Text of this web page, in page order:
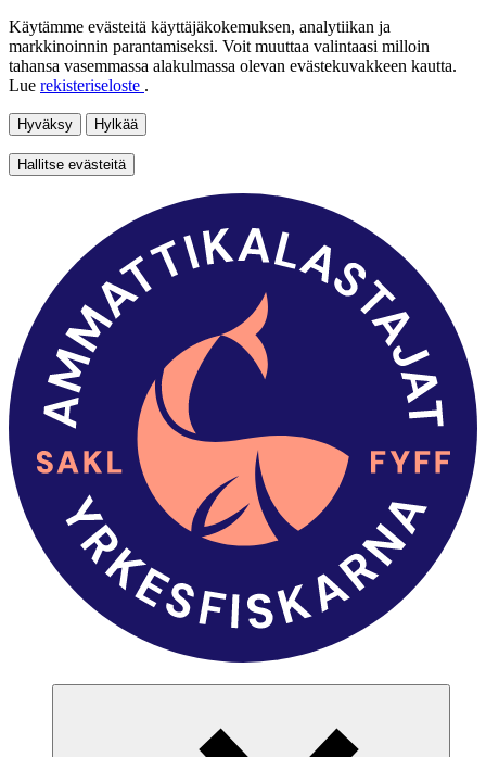
Käytämme evästeitä käyttäjäkokemuksen, analytiikan ja
markkinoinnin parantamiseksi. Voit muuttaa valintaasi milloin
tahansa vasemmassa alakulmassa olevan evästekuvakkeen kautta.
Lue rekisteriseloste .
Hyväksy Hylkää
Hallitse evästeitä